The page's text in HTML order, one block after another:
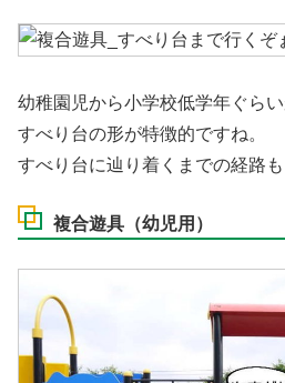
幼稚園児から小学校低学年ぐら
すべり台の形が特徴的ですね。
すべり台に辿り着くまでの経路も
複合遊具（幼児用）